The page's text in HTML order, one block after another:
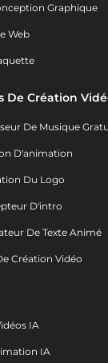
Graphique
Web
De Création
De Musique
D'animation
Du Logo
D'intro
De Texte Animé
Création Vidéo
IA
IA